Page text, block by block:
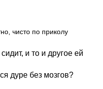
чисто по приколу
и то и другое ей
дуре без мозгов?